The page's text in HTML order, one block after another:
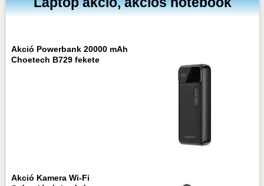
Akció Powerbank 20000 mAh
Choetech B729 fekete
Akció Kamera Wi-Fi